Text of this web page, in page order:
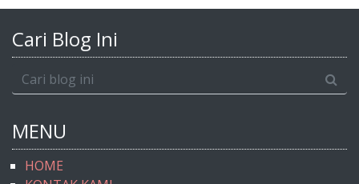
Cari Blog Ini
MENU
HOME